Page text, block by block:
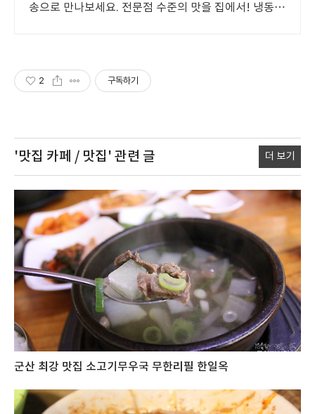
송으로 만나보세요. 전문점 수준의 맛을 집에서! 냉동식
2 구독하기
'맛집 카페 / 맛집' 관련 글 더 보기
군산 최강 맛집 소고기무우국 무한리필 한일옥